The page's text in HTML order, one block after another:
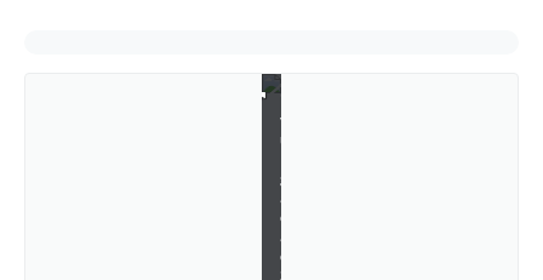
v
u
g
a
ç
ã
o
S